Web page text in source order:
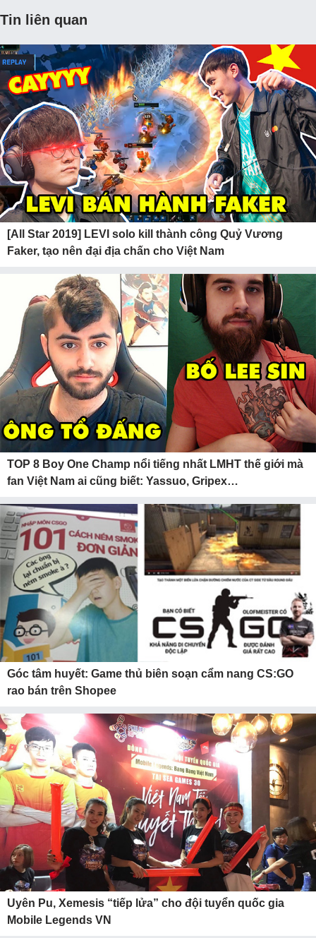
Tin liên quan
[All Star 2019] LEVI solo kill thành công Quỷ Vương
Faker, tạo nên đại địa chấn cho Việt Nam
TOP 8 Boy One Champ nổi tiếng nhất LMHT thế giới mà
fan Việt Nam ai cũng biết: Yassuo, Gripex…
Góc tâm huyết: Game thủ biên soạn cẩm nang CS:GO
rao bán trên Shopee
Uyên Pu, Xemesis “tiếp lửa” cho đội tuyển quốc gia
Mobile Legends VN